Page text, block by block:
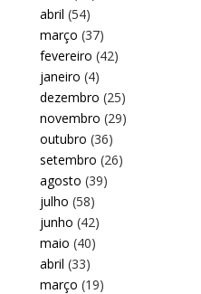
abril (54)
março (37)
fevereiro (42)
janeiro (4)
dezembro (25)
novembro (29)
outubro (36)
setembro (26)
agosto (39)
julho (58)
junho (42)
maio (40)
abril (33)
março (19)